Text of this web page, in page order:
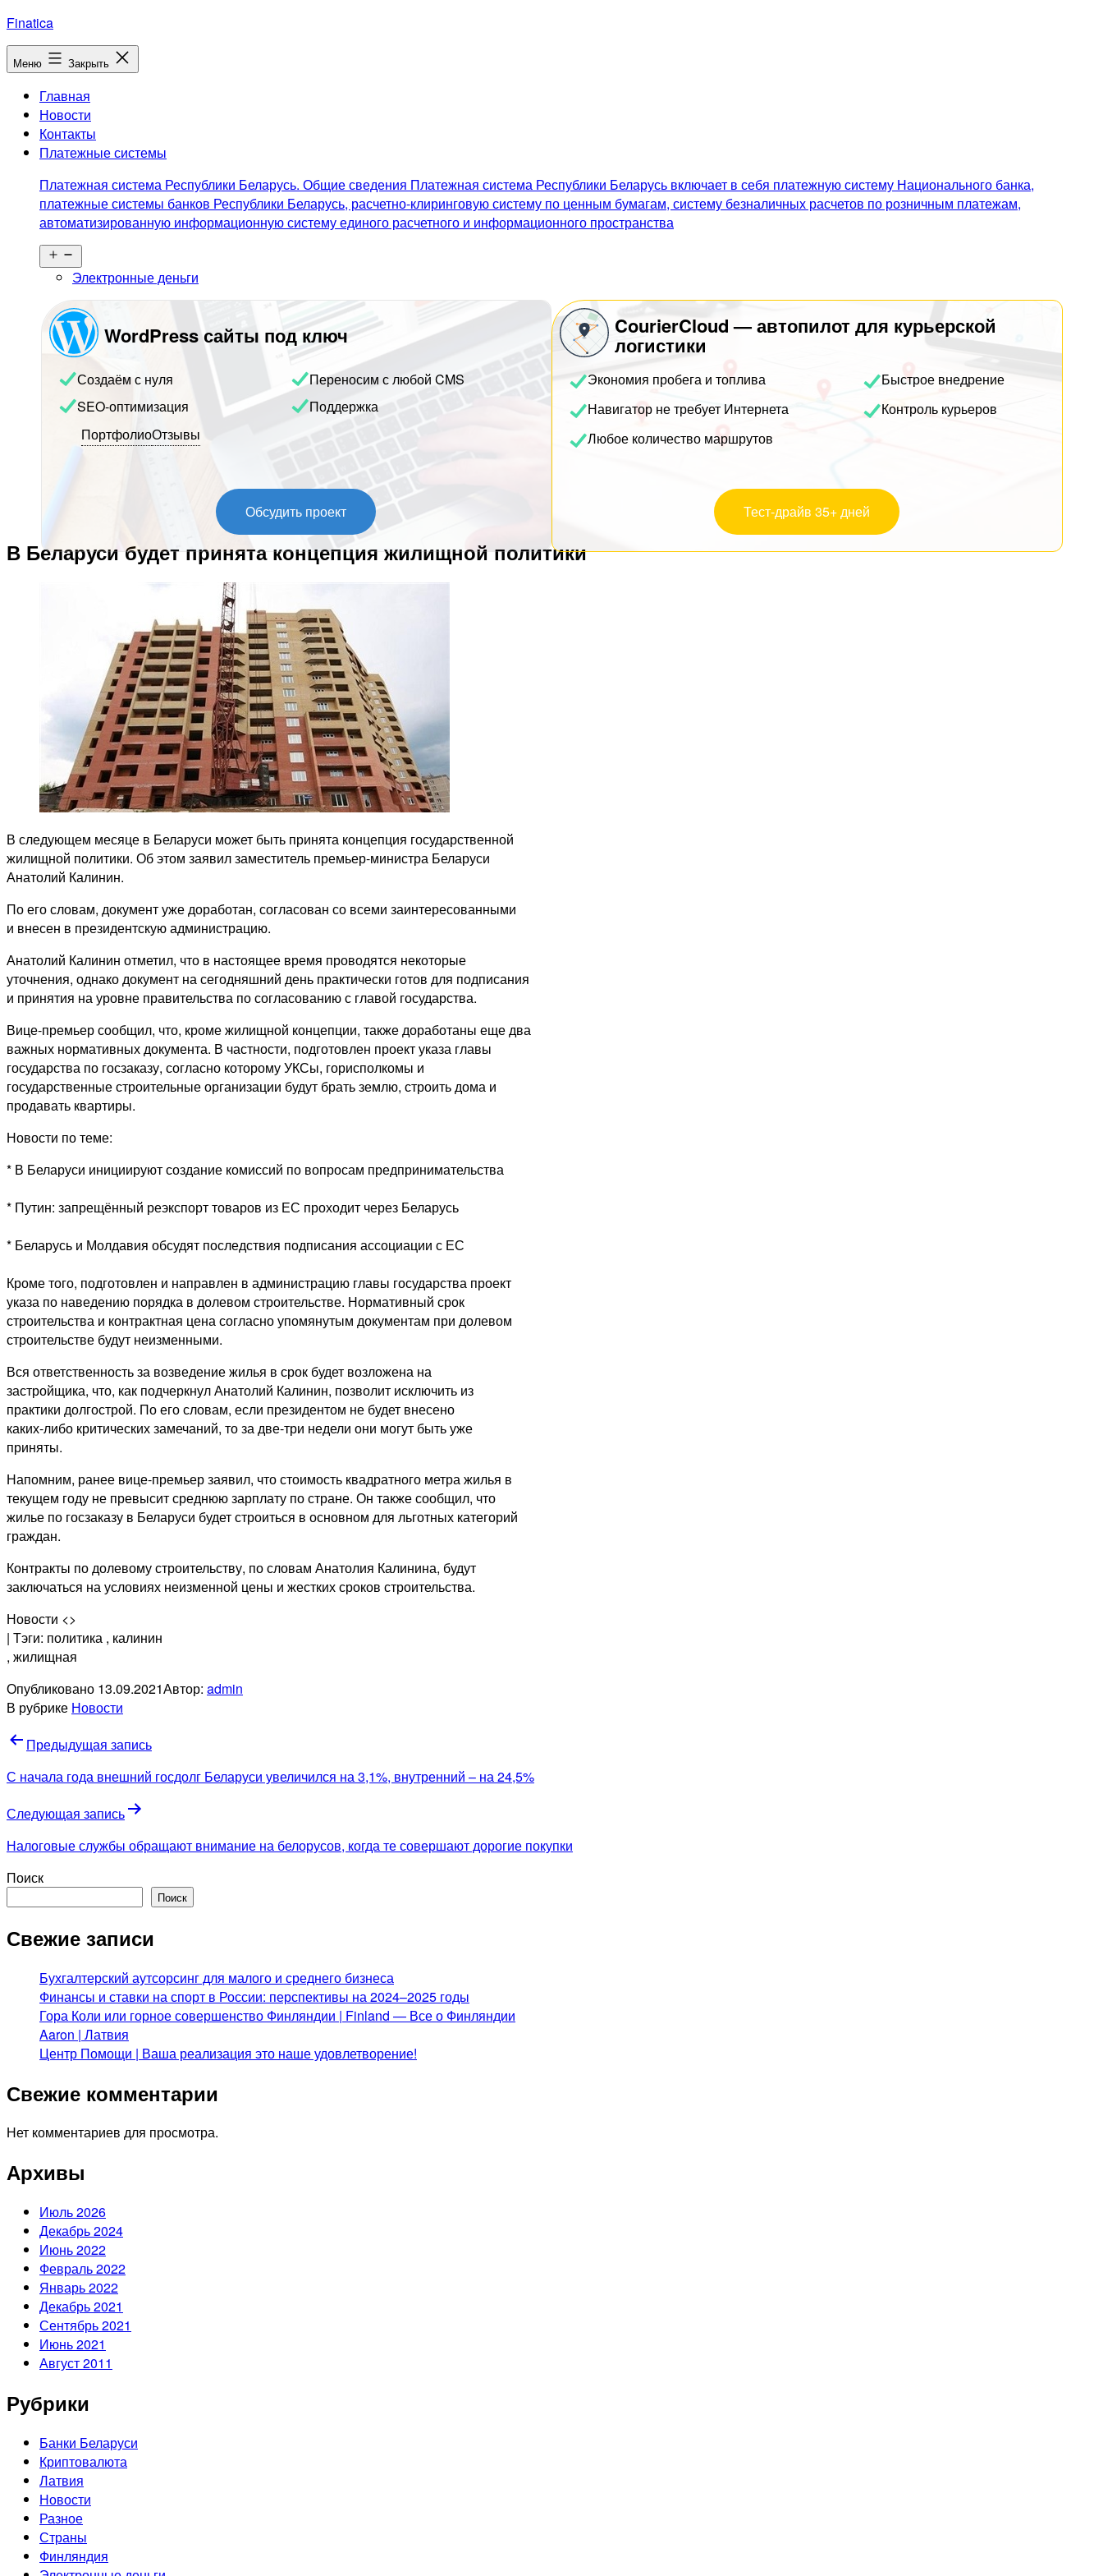
Перейти
к
содержимому
Finatica
Меню Закрыть
Главная
Новости
Контакты
Платежные системы
Платежная система Республики Беларусь. Общие сведения Платежная система Республики Беларусь включает в себя платежную систему Национального банка,
платежные системы банков Республики Беларусь, расчетно-клиринговую систему по ценным бумагам, систему безналичных расчетов по розничным платежам,
автоматизированную информационную систему единого расчетного и информационного пространства
меню
Электронные деньги
WordPress сайты под ключ
Создаём с нуля
Переносим с любой CMS
SEO-оптимизация
Поддержка
ПортфолиоОтзывы
Обсудить проект
CourierCloud — автопилот для курьерской
логистики
Экономия пробега и топлива
Быстрое внедрение
Навигатор не требует Интернета
Контроль курьеров
Любое количество маршрутов
Тест-драйв 35+ дней
В Беларуси будет принята концепция жилищной политики
В следующем месяце в Беларуси может быть принята концепция государственной
жилищной политики. Об этом заявил заместитель премьер-министра Беларуси
Анатолий Калинин.
По его словам, документ уже доработан, согласован со всеми заинтересованными
и внесен в президентскую администрацию.
Анатолий Калинин отметил, что в настоящее время проводятся некоторые
уточнения, однако документ на сегодняшний день практически готов для подписания
и принятия на уровне правительства по согласованию с главой государства.
Вице-премьер сообщил, что, кроме жилищной концепции, также доработаны еще два
важных нормативных документа. В частности, подготовлен проект указа главы
государства по госзаказу, согласно которому УКСы, горисполкомы и
государственные строительные организации будут брать землю, строить дома и
продавать квартиры.
Новости по теме:
* В Беларуси инициируют создание комиссий по вопросам предпринимательства
* Путин: запрещённый реэкспорт товаров из ЕС проходит через Беларусь
* Беларусь и Молдавия обсудят последствия подписания ассоциации с ЕС
Кроме того, подготовлен и направлен в администрацию главы государства проект
указа по наведению порядка в долевом строительстве. Нормативный срок
строительства и контрактная цена согласно упомянутым документам при долевом
строительстве будут неизменными.
Вся ответственность за возведение жилья в срок будет возложена на
застройщика, что, как подчеркнул Анатолий Калинин, позволит исключить из
практики долгострой. По его словам, если президентом не будет внесено
каких-либо критических замечаний, то за две-три недели они могут быть уже
приняты.
Напомним, ранее вице-премьер заявил, что стоимость квадратного метра жилья в
текущем году не превысит среднюю зарплату по стране. Он также сообщил, что
жилье по госзаказу в Беларуси будет строиться в основном для льготных категорий
граждан.
Контракты по долевому строительству, по словам Анатолия Калинина, будут
заключаться на условиях неизменной цены и жестких сроков строительства.
Новости <>
| Тэги: политика , калинин
, жилищная
Опубликовано 13.09.2021Автор: admin
В рубрике Новости
Навигация
по
Предыдущая запись
С начала года внешний госдолг Беларуси увеличился на 3,1%, внутренний – на 24,5%
Следующая запись
Налоговые службы обращают внимание на белорусов, когда те совершают дорогие покупки
Поиск
Поиск
Свежие записи
Бухгалтерский аутсорсинг для малого и среднего бизнеса
Финансы и ставки на спорт в России: перспективы на 2024–2025 годы
Гора Коли или горное совершенство Финляндии | Finland — Все о Финляндии
Aaron | Латвия
Центр Помощи | Ваша реализация это наше удовлетворение!
Свежие комментарии
Нет комментариев для просмотра.
Архивы
Июль 2026
Декабрь 2024
Июнь 2022
Февраль 2022
Январь 2022
Декабрь 2021
Сентябрь 2021
Июнь 2021
Август 2011
Рубрики
Банки Беларуси
Криптовалюта
Латвия
Новости
Разное
Страны
Финляндия